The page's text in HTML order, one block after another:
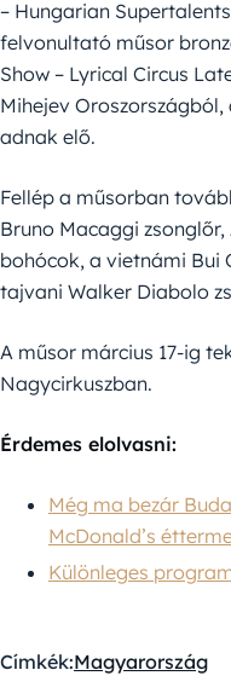
– Hungarian
felvonultató műsor
Show – Lyrical Circus
Mihejev
adnak elő.
Fellép a műsorban
Bruno Macaggi
bohócok, a vietnámi Bui
tajvani Walker Diabolo
A műsor március 17-ig
Nagycirkuszban.
Érdemes elolvasni:
Még ma bezár
McDonald’s
Különleges
Címkék:Magyarország